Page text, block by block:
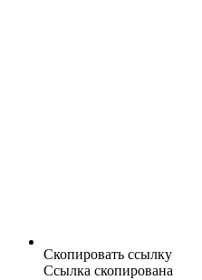
Скопировать ссылку
Ссылка скопирована